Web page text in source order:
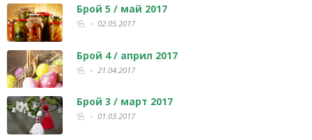
Брой 5 / май 2017
02.05.2017
Брой 4 / април 2017
21.04.2017
Брой 3 / март 2017
01.03.2017